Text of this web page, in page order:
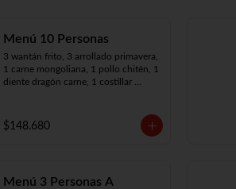
Menú 10 Personas
3 wantán frito, 3 arrollado primavera,
1 carne mongoliana, 1 pollo chitén, 1
diente dragón carne, 1 costillar
mongoliano, 1 mariscos surtidos, 10
arroz chaufán
$148.680
Menú 3 Personas A